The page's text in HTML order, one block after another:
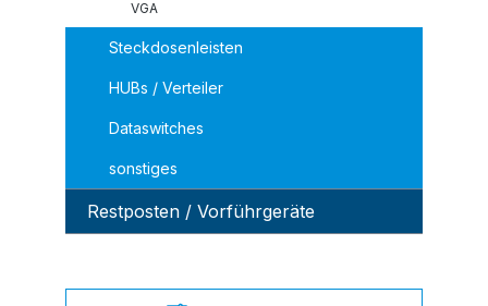
VGA
Steckdosenleisten
HUBs / Verteiler
Dataswitches
sonstiges
Restposten / Vorführgeräte